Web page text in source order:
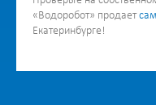
«Водоробот» продает
Екатеринбурге!